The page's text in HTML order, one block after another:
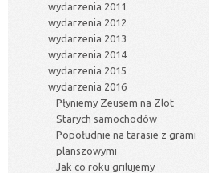
wydarzenia 2011
wydarzenia 2012
wydarzenia 2013
wydarzenia 2014
wydarzenia 2015
wydarzenia 2016
Płyniemy Zeusem na Zlot
Starych samochodów
Popołudnie na tarasie z grami
planszowymi
Jak co roku grilujemy